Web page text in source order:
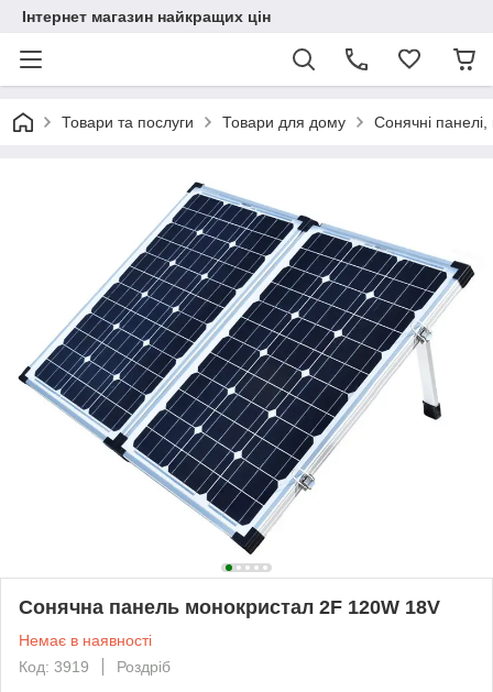
Інтернет магазин найкращих цін
Товари та послуги Товари для дому Сонячні
Сонячна панель монокристал 2F 120W 18V
Немає в наявності
Код: 3919
Роздріб